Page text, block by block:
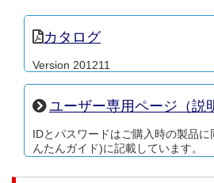
カタログ
Version 201211
ユーザー専用ページ（説
IDとパスワードはご購入時の製品
んたんガイド)に記載しています。